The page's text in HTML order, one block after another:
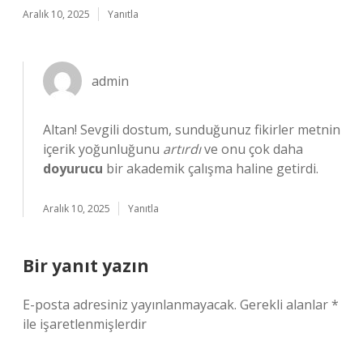
Aralık 10, 2025 Yanıtla
admin
Altan! Sevgili dostum, sunduğunuz fikirler metnin
içerik yoğunluğunu artırdıve onu çok daha
doyurucu bir akademik çalışma haline getirdi.
Aralık 10, 2025 Yanıtla
Bir yanıt yazın
E-posta adresiniz yayınlanmayacak. Gerekli alanlar*
ile işaretlenmişlerdir